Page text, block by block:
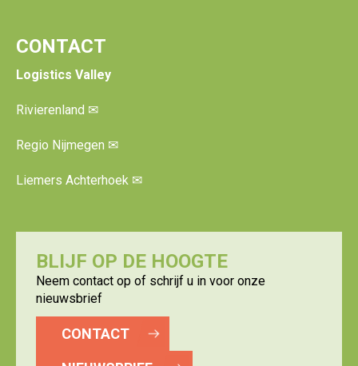
CONTACT
Logistics Valley
Rivierenland ✉
Regio Nijmegen ✉
Liemers Achterhoek ✉
BLIJF OP DE HOOGTE
Neem contact op of schrijf u in voor onze
nieuwsbrief
CONTACT